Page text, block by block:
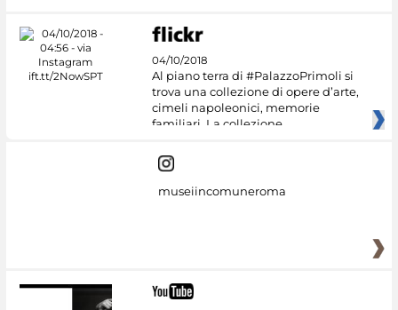
04/10/2018
Al piano terra di #PalazzoPrimoli si
trova una collezione di opere d’arte,
cimeli napoleonici, memorie
familiari. La collezione
museiincomuneroma